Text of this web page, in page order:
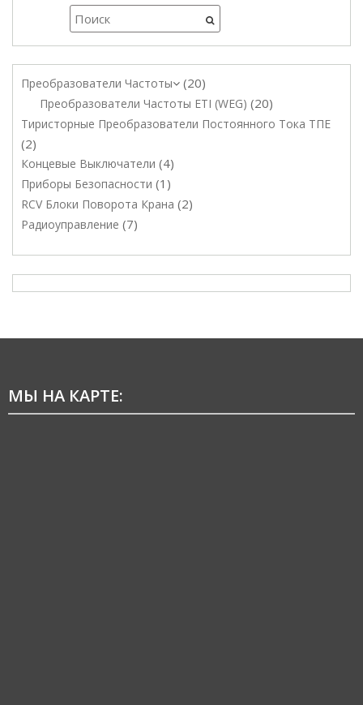
Преобразователи Частоты 20
Преобразователи Частоты ETI (WEG) 20
Тиристорные Преобразователи Постоянного Тока ТПЕ
2
Концевые Выключатели 4
Приборы Безопасности 1
RCV Блоки Поворота Крана 2
Радиоуправление 7
МЫ НА КАРТЕ: